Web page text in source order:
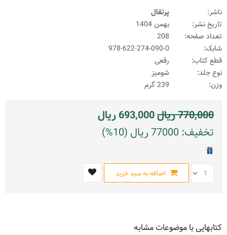
ناشر:
پرتقال
تاریخ نشر:
بهمن 1404
تعداد صفحه:
شابک:
978-622-274-090-0
قطع کتاب:
رقعی
نوع جلد:
شومیز
وزن:
770,000ریال693,000ریال
تخفیف: 77000 ریال (10%)
اضافه به سبد خرید
کتابهایی با موضوعات مشابه